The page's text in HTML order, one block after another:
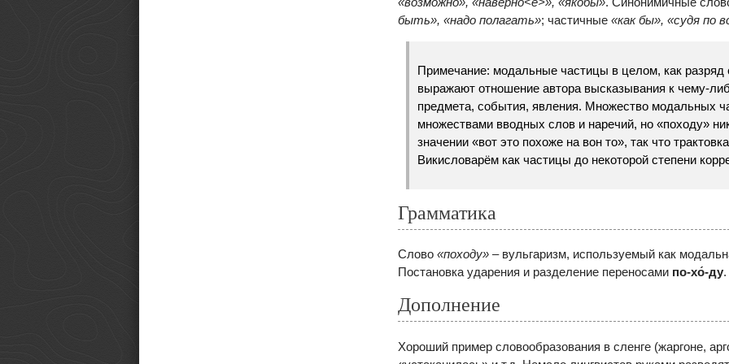
быть», «надо полагать»; частичные «как бы», «судя по
Примечание: модальные частицы в целом, как разряд
выражают отношение автора высказывания к чему-
предмета, события, явления. Множество модальных
множествами вводных слов и наречий, но «походу»
значении «вот это похоже на вон то», так что
Викисловарём как частицы до некоторой степени
Грамматика
Слово «походу» – вульгаризм, используемый как
Постановка ударения и разделение переносами по-хо́-ду.
Дополнение
Хороший пример словообразования в сленге (жаргоне,